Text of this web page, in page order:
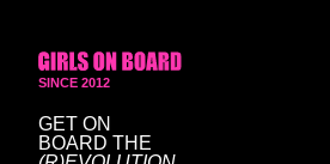
SINCE 2012
GET ON
BOARD THE